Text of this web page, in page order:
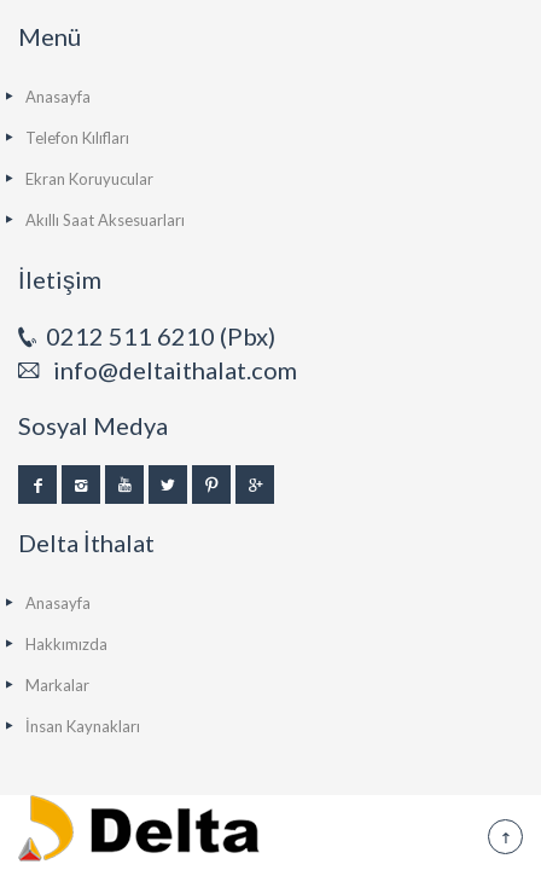
Menü
Anasayfa
Telefon Kılıfları
Ekran Koruyucular
Akıllı Saat Aksesuarları
İletişim
0212 511 6210 (Pbx)
info@deltaithalat.com
Sosyal Medya
Delta İthalat
Anasayfa
Hakkımızda
Markalar
İnsan Kaynakları